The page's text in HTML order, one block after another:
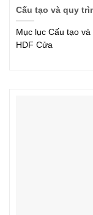
Cấu tạo và quy
Mục lục Cấu tạo
HDF Cửa